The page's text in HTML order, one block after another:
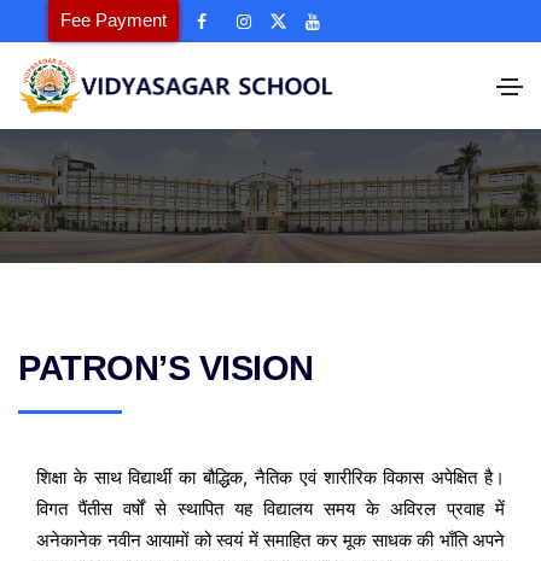
Fee Payment
PATRON’S VISION
शिक्षा के साथ विद्यार्थी का बौद्धिक, नैतिक एवं शारीरिक विकास अपेक्षित है।
विगत पैंतीस वर्षों से स्थापित यह विद्यालय समय के अविरल प्रवाह में
अनेकानेक नवीन आयामों को स्वयं में समाहित कर मूक साधक की भाँति अपने